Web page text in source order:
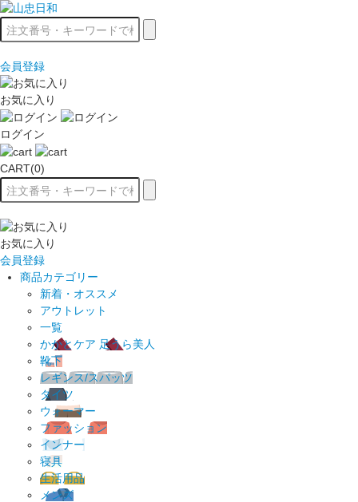
会員登録
お気に入り
ログイン
CART(0)
お気に入り
会員登録
商品カテゴリー
新着・オススメ
アウトレット
一覧
かかとケア 足うら美人
靴下
レギンス/スパッツ
タイツ
ウォーマー
ファッション
インナー
寝具
生活用品
メンズ